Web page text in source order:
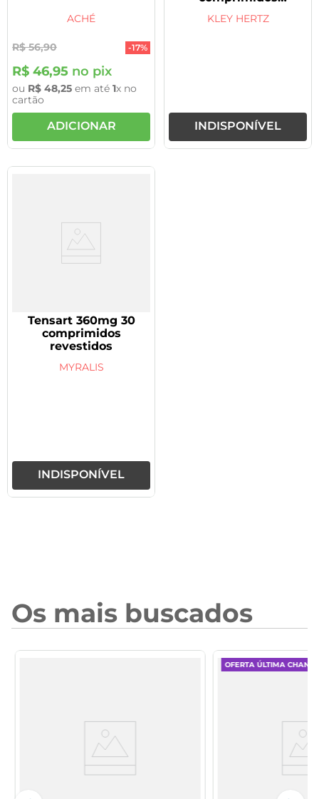
ACHÉ
R$ 56,90 -17%
R$ 46,95 no pix
ou R$ 48,25 em até 1x no
cartão
ADICIONAR
KLEY HERTZ
INDISPONÍVEL
Tensart 360mg 30
comprimidos
revestidos
MYRALIS
INDISPONÍVEL
Os mais buscados
OFERTA ÚLTIMA CHANCE